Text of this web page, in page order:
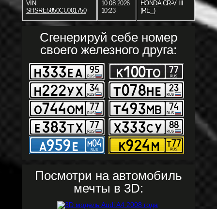
VIN
SHSRE5850CU001750
10.08.2026
10:23
HONDACR-V III
(RE_)
Сгенерируй себе номер
своего железного друга:
Посмотри на автомобиль
мечты в 3D: